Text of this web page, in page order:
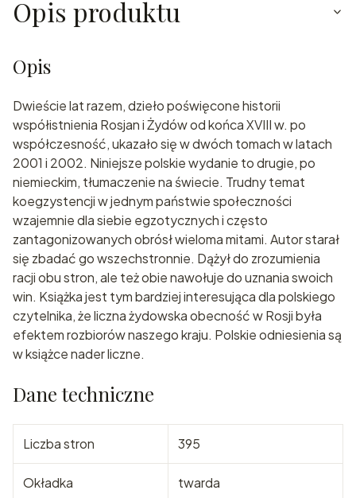
Opis produktu
Opis
Dwieście lat razem, dzieło poświęcone historii
współistnienia Rosjan i Żydów od końca XVIII w. po
współczesność, ukazało się w dwóch tomach w latach
2001 i 2002. Niniejsze polskie wydanie to drugie, po
niemieckim, tłumaczenie na świecie. Trudny temat
koegzystencji w jednym państwie społeczności
wzajemnie dla siebie egzotycznych i często
zantagonizowanych obrósł wieloma mitami. Autor starał
się zbadać go wszechstronnie. Dążył do zrozumienia
racji obu stron, ale też obie nawołuje do uznania swoich
win. Książka jest tym bardziej interesująca dla polskiego
czytelnika, że liczna żydowska obecność w Rosji była
efektem rozbiorów naszego kraju. Polskie odniesienia są
w książce nader liczne.
Dane techniczne
Liczba stron 395
Okładka twarda